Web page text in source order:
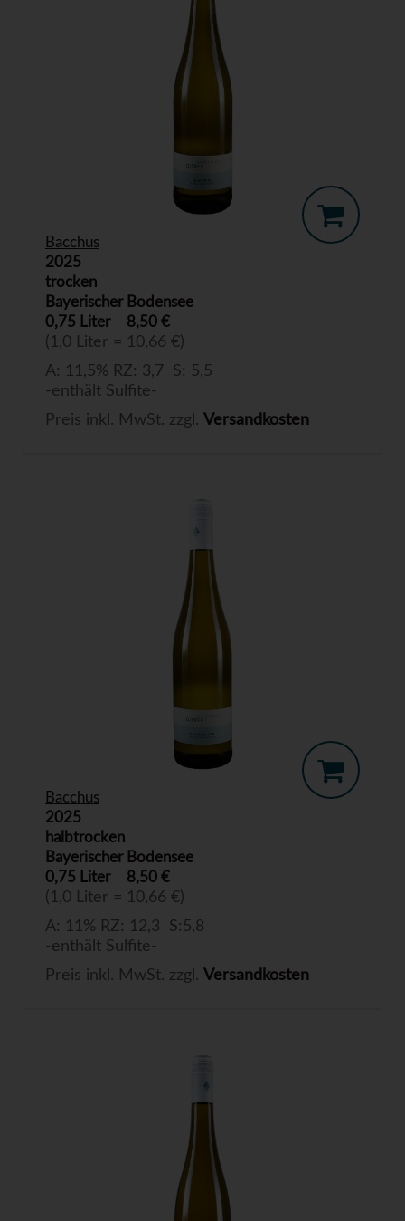
Bacchus
2025
trocken
Bayerischer Bodensee
0,75 Liter
8,50 €
(1,0 Liter = 10,66 €)
A: 11,5% RZ: 3,7 S: 5,5
-enthält Sulfite-
Preis inkl. MwSt. zzgl. Versandkosten
Bacchus
2025
halbtrocken
Bayerischer Bodensee
0,75 Liter
8,50 €
(1,0 Liter = 10,66 €)
A: 11% RZ: 12,3 S:5,8
-enthält Sulfite-
Preis inkl. MwSt. zzgl. Versandkosten